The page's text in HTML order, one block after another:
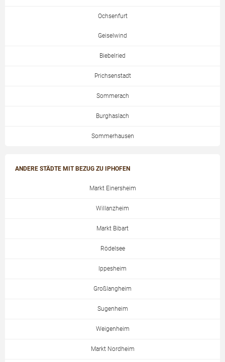
Ochsenfurt
Geiselwind
Biebelried
Prichsenstadt
Sommerach
Burghaslach
Sommerhausen
ANDERE STÄDTE MIT BEZUG ZU IPHOFEN
Markt Einersheim
Willanzheim
Markt Bibart
Rödelsee
Ippesheim
Großlangheim
Sugenheim
Weigenheim
Markt Nordheim